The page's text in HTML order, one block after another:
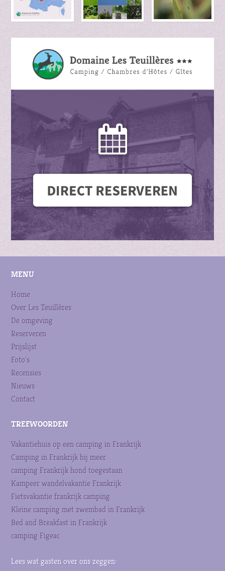
MENU
Home
Over Les Teuillères
De omgeving
Reserveren
Prijslijst
Foto's
Recensies
Nieuws
Contact
TREFWOORDEN
Vakantiehuis op een camping in Frankrijk
Camping in Frankrijk bij meer
camping Frankrijk hond toegestaan
Kampeer wandelvakantie Frankrijk
Fietsvakantie frankrijk camping
Kleine camping met zwembad in Frankrijk
Bed and Breakfast in Frankrijk
camping Figeac
Lees wat gasten over ons zeggen: